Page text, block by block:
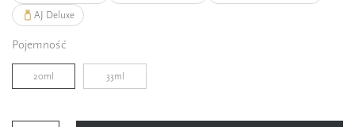
AJ Deluxe
Pojemność
20ml 33ml